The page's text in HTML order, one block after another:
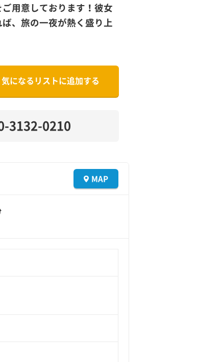
用意しております！彼女
、旅の一夜が熱く盛り上
気になるリストに追加する
3132-0210
MAP